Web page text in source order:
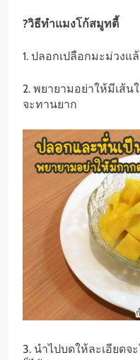
?วิธีทำแมงโก้สมูทตี้
1. ปลอกเปลือกมะม่วงแ
2. พยายามอย่าให้มีเส้น
จะทานยาก
3. นำไปบดให้ละเอียด